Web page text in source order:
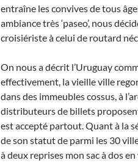
entraîne les convives de tous
ambiance très ‘paseo’, nous
croisiériste à celui de routard
On nous a décrit l’Uruguay
effectivement, la vieille ville
dans des immeubles cossus, à
distributeurs de billets
est accepté partout. Quant à la
de son statut de parmi les 30
à deux reprises mon sac à dos